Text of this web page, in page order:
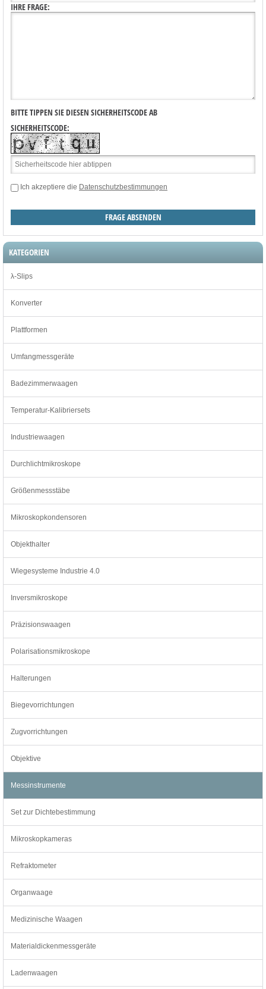
IHRE FRAGE:
BITTE TIPPEN SIE DIESEN SICHERHEITSCODE AB
SICHERHEITSCODE:
Ich akzeptiere die Datenschutzbestimmungen
KATEGORIEN
λ-Slips
Konverter
Plattformen
Umfangmessgeräte
Badezimmerwaagen
Temperatur-Kalibriersets
Industriewaagen
Durchlichtmikroskope
Größenmessstäbe
Mikroskopkondensoren
Objekthalter
Wiegesysteme Industrie 4.0
Inversmikroskope
Präzisionswaagen
Polarisationsmikroskope
Halterungen
Biegevorrichtungen
Zugvorrichtungen
Objektive
Messinstrumente
Set zur Dichtebestimmung
Mikroskopkameras
Refraktometer
Organwaage
Medizinische Waagen
Materialdickenmessgeräte
Ladenwaagen